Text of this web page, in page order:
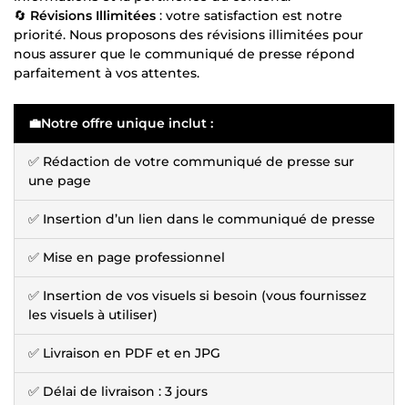
🔄 Révisions Illimitées : votre satisfaction est notre
priorité. Nous proposons des révisions illimitées pour
nous assurer que le communiqué de presse répond
parfaitement à vos attentes.
💼Notre offre unique inclut :
✅ Rédaction de votre communiqué de presse sur
une page
✅ Insertion d’un lien dans le communiqué de presse
✅ Mise en page professionnel
✅ Insertion de vos visuels si besoin (vous fournissez
les visuels à utiliser)
✅ Livraison en PDF et en JPG
✅ Délai de livraison : 3 jours